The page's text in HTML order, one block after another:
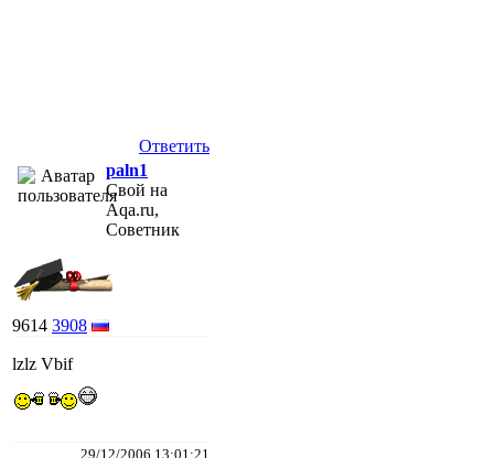
Ответить
paln1
Свой на
Aqa.ru,
Советник
9614 3908
lzlz Vbif
29/12/2006 13:01:21